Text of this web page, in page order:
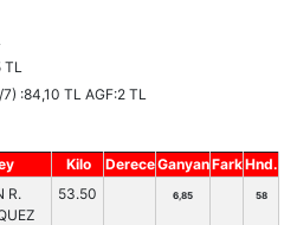
TL
:84,10 TL AGF:2 TL
Kilo DereceGanyanFarkHnd.
R.
53.50 6,85 58